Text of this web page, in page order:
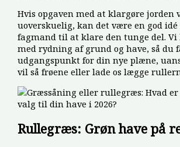
Hvis opgaven med at klargøre jorden
uoverskuelig, kan det være en god idé
fagmand til at klare den tunge del.
med rydning af grund og have, så du
udgangspunkt for din nye plæne,
vil så frøene eller lade os lægge
Rullegræs: Grøn have på